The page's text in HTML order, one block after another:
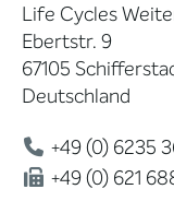
Life Cycles
Ebertstr. 9
67105
Deutschland
+49 (0) 6235
+49 (0) 621